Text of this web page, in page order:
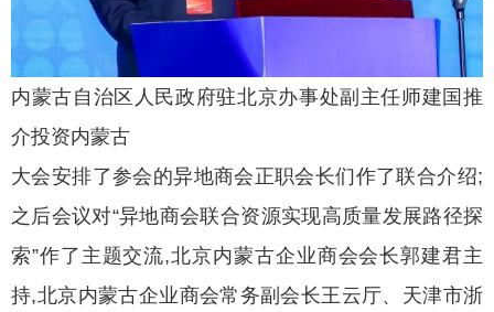
内蒙古自治区人民政府驻北京办事处副主任师建国推
介投资内蒙古
大会安排了参会的异地商会正职会长们作了联合介绍;
之后会议对“异地商会联合资源实现高质量发展路径探
索”作了主题交流,北京内蒙古企业商会会长郭建君主
持,北京内蒙古企业商会常务副会长王云厅、天津市浙